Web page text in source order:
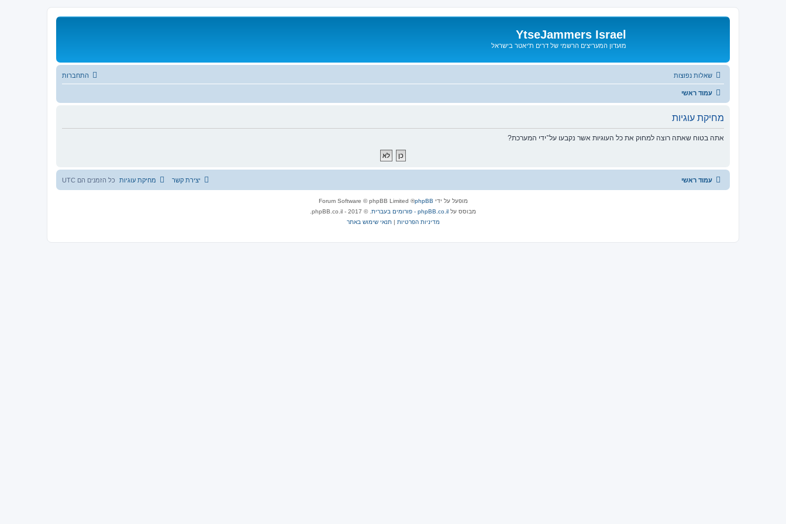
YtseJammers Israel
מועדון המעריצים הרשמי של דרים ת'יאטר בישראל
שאלות נפוצות התחברות
עמוד ראשי
מחיקת עוגיות
אתה בטוח שאתה רוצה למחוק את כל העוגיות אשר נקבעו על־ידי המערכת?
עמוד ראשי כל הזמנים הם UTC מחיקת עוגיות יצירת קשר
מופעל על ידי phpBB
® Forum Software © phpBB Limited
מבוסס על phpBB.co.il - פורומים בעברית
. © 2017 - phpBB.co.il.
מדיניות הפרטיות |תנאי שימוש באתר